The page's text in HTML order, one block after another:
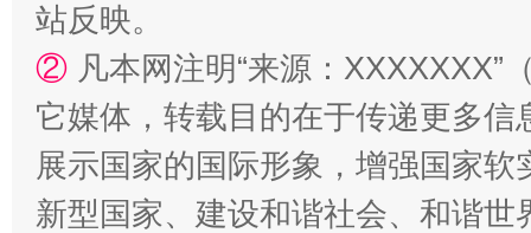
漫山遍野的桃花与雪山、麦地、白藏房 除
站反映。
② 凡本网注明“来源：
它媒体，转载目的在于传递更多
展示国家的国际形象，增强国家
新型国家、建设和谐社会、和谐